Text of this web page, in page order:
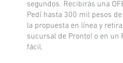
segundos. Recibirás una
Pedí hasta 300 mil pesos
la propuesta en línea y
sucursal de Pronto! o en un
fácil.